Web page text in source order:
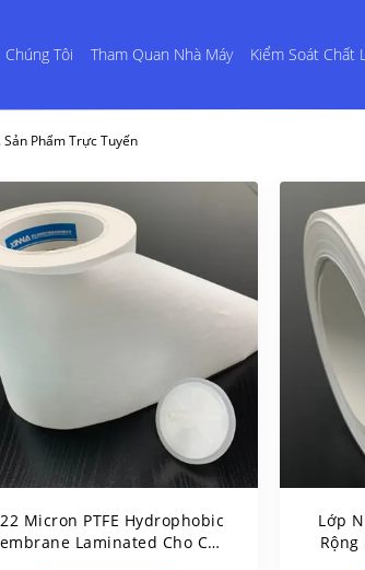
Chúng Tôi Tham Quan Nhà Máy Kiểm Soát Chất
Phẩm Trực Tuyến
Micron PTFE Hydrophobic
Laminated Cho Các
Lớp